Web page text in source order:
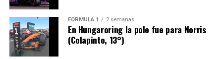
FÓRMULA 1 2 semanas
En Hungaroring la pole fue para Norris
(Colapinto, 13°)